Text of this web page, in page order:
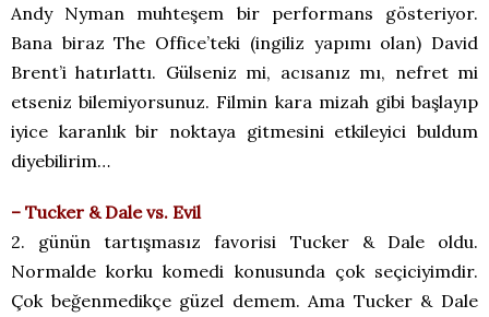
Andy Nyman muhteşem bir performans gösteriyor.
Bana biraz The Office’teki (ingiliz yapımı olan) David
Brent’i hatırlattı. Gülseniz mi, acısanız mı, nefret mi
etseniz bilemiyorsunuz. Filmin kara mizah gibi başlayıp
iyice karanlık bir noktaya gitmesini etkileyici buldum
diyebilirim…
– Tucker & Dale vs. Evil
2. günün tartışmasız favorisi Tucker & Dale oldu.
Normalde korku komedi konusunda çok seçiciyimdir.
Çok beğenmedikçe güzel demem. Ama Tucker & Dale